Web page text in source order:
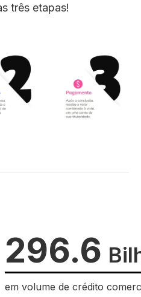
três etapas!
296.6
em volume de crédito